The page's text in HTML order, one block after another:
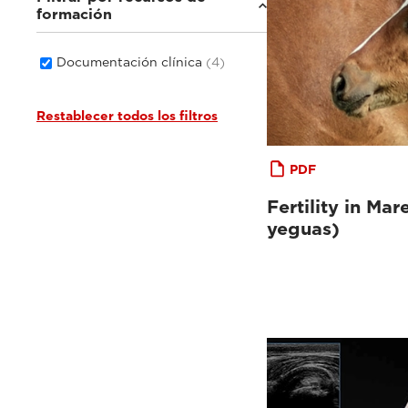
formación
Documentación clínica (4)
Restablecer todos los filtros
PDF
Fertility in
yeguas)